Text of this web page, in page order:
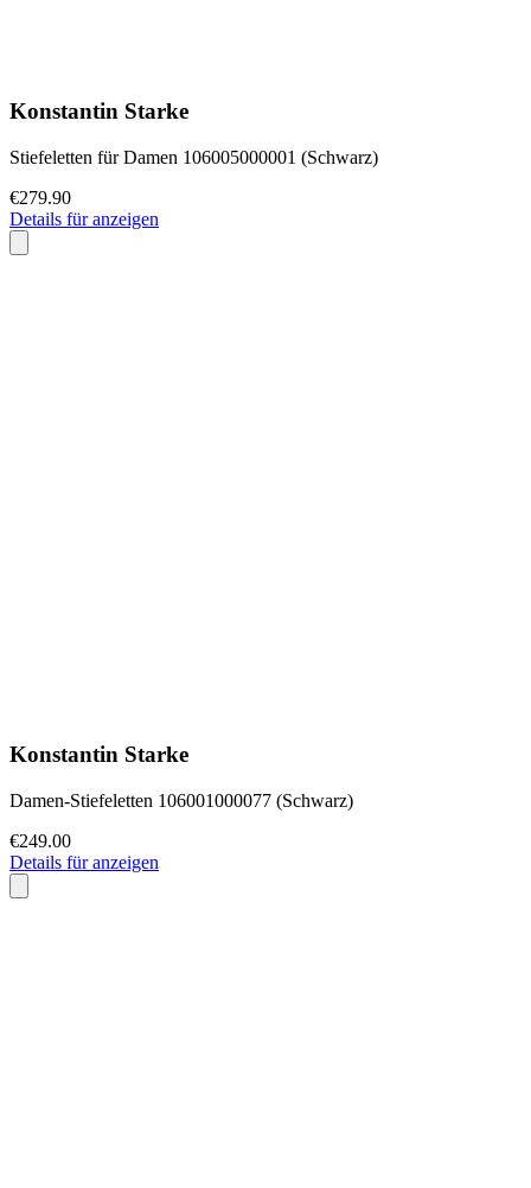
Konstantin Starke
Stiefeletten für Damen 106005000001 (Schwarz)
€279.90
Details für anzeigen
Konstantin Starke
Damen-Stiefeletten 106001000077 (Schwarz)
€249.00
Details für anzeigen